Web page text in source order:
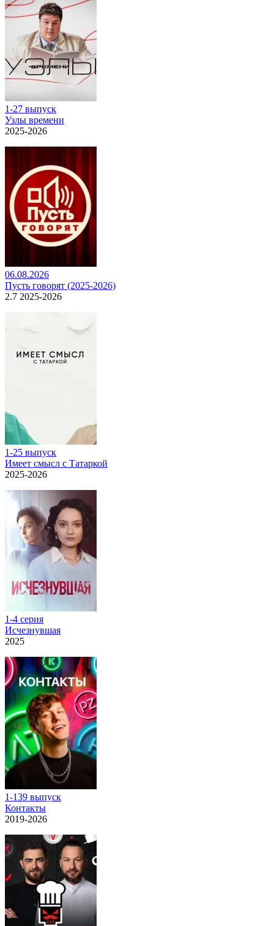
1-27 выпуск
Узлы времени
2025-2026
06.08.2026
Пусть говорят (2025-2026)
2.7 2025-2026
1-25 выпуск
Имеет смысл с Татаркой
2025-2026
1-4 серия
Исчезнувшая
2025
1-139 выпуск
Контакты
2019-2026